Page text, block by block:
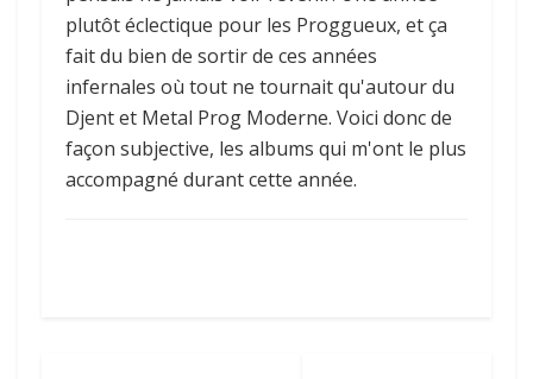
plutôt éclectique pour les Proggueux, et ça
fait du bien de sortir de ces années
infernales où tout ne tournait qu'autour du
Djent et Metal Prog Moderne. Voici donc de
façon subjective, les albums qui m'ont le plus
accompagné durant cette année.